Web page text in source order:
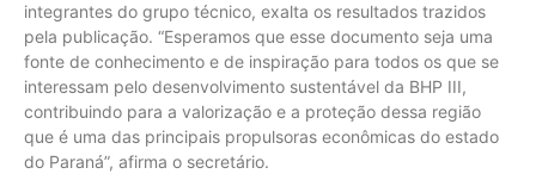
integrantes do grupo técnico, exalta os resultados trazidos
pela publicação. “Esperamos que esse documento seja uma
fonte de conhecimento e de inspiração para todos os que se
interessam pelo desenvolvimento sustentável da BHP III,
contribuindo para a valorização e a proteção dessa região
que é uma das principais propulsoras econômicas do estado
do Paraná”, afirma o secretário.